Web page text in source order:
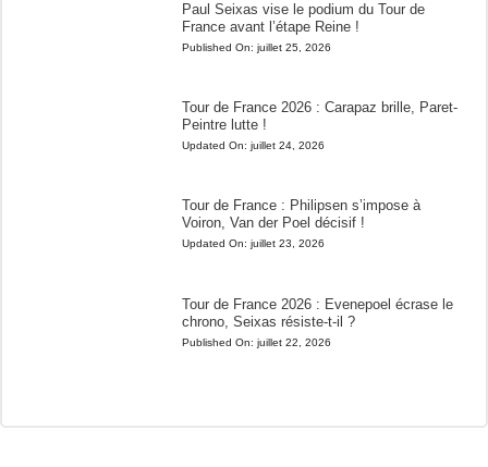
Paul Seixas vise le podium du Tour de
France avant l’étape Reine !
Published On: juillet 25, 2026
Tour de France 2026 : Carapaz brille, Paret-
Peintre lutte !
Updated On: juillet 24, 2026
Tour de France : Philipsen s’impose à
Voiron, Van der Poel décisif !
Updated On: juillet 23, 2026
Tour de France 2026 : Evenepoel écrase le
chrono, Seixas résiste-t-il ?
Published On: juillet 22, 2026